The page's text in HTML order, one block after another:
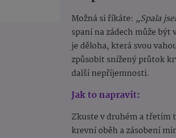
Možná si říkáte: „Spala
spaní na zádech může
je děloha, která svou
způsobit snížený průtok
další nepříjemnosti.
Jak to napravit:
Zkuste v druhém a třetím
krevní oběh a zásobení